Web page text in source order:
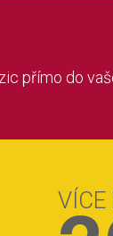
přímo do
VÍCE